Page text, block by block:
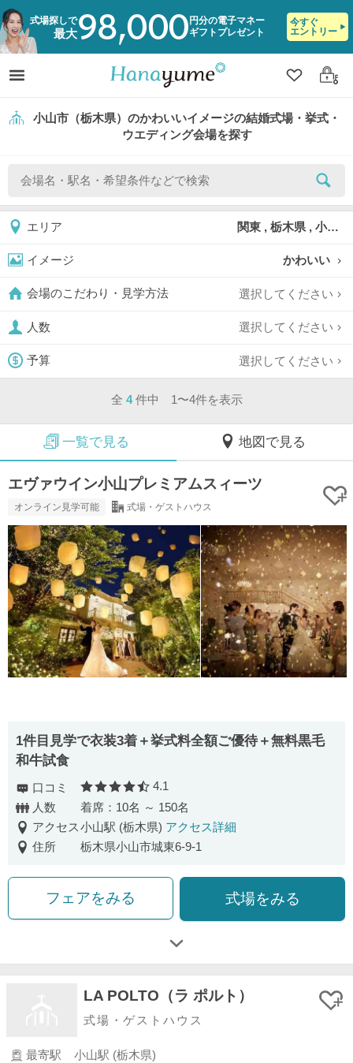
式場探しで
最大98,000 円分の電子マネー
ギフトプレゼント
今すぐ
エントリー
クリップ
ログ
小山市（栃木県）のかわいいイメージの結婚式場・挙式・
ウエディング会場を探す
エリア 関東 , 栃木県 , 小山市
イメージ かわいい
会場のこだわり・見学方法 選択してください
人数 選択してください
予算 選択してください
全 4 件中 1〜4件を表示
一覧で見る 地図で見る
エヴァウイン小山プレミアムスィーツ
オンライン見学可能 式場・ゲストハウス
1件目見学で衣装3着＋挙式料全額ご優待＋無料黒毛
和牛試食
口コミ 口コミ評価
4.1
人数
着席：10名 ～ 150名
アクセス小山駅 (栃木県) アクセス詳細
住所
栃木県小山市城東6-9-1
フェアをみる 式場をみる
LA POLTO（ラ ポルト）
式場・ゲストハウス
最寄駅
小山駅 (栃木県)